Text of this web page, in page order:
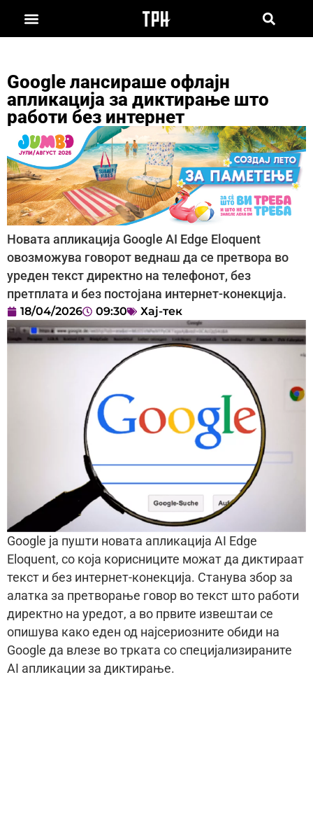
Google лансираше офлајн
апликација за диктирање што
работи без интернет
Новата апликација Google AI Edge Eloquent
овозможува говорот веднаш да се претвора во
уреден текст директно на телефонот, без
претплата и без постојана интернет-конекција.
18/04/2026 09:30 Хај-тек
Google ја пушти новата апликација AI Edge
Eloquent, со која корисниците можат да диктираат
текст и без интернет-конекција. Станува збор за
алатка за претворање говор во текст што работи
директно на уредот, а во првите извештаи се
опишува како еден од најсериозните обиди на
Google да влезе во трката со специјализираните
AI апликации за диктирање.